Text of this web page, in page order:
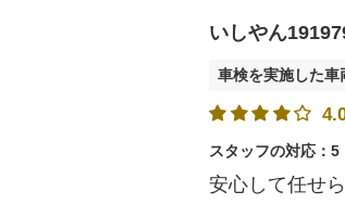
いしやん
車検を実施した
スタッフの対応：5
安心して任せ